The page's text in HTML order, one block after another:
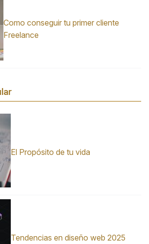
Como conseguir tu primer cliente
Freelance
El Propósito de tu vida
Tendencias en diseño web 2025